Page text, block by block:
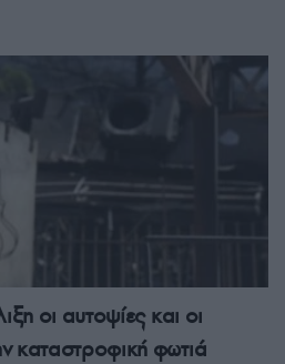
οι αυτοψίες και οι
καταστροφική φωτιά